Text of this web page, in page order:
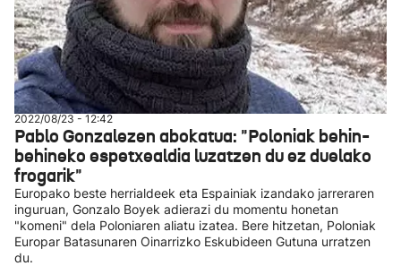
2022/08/23 - 12:42
Pablo Gonzalezen abokatua: "Poloniak behin-
behineko espetxealdia luzatzen du ez duelako
frogarik"
Europako beste herrialdeek eta Espainiak izandako jarreraren
inguruan, Gonzalo Boyek adierazi du momentu honetan
"komeni" dela Poloniaren aliatu izatea. Bere hitzetan, Poloniak
Europar Batasunaren Oinarrizko Eskubideen Gutuna urratzen
du.